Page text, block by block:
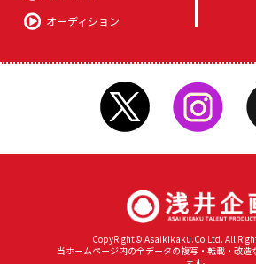
オーディション
CopyRight© Asaikikaku.Co.Ltd. All
当ホームページ内の全データの複写・転載・改造